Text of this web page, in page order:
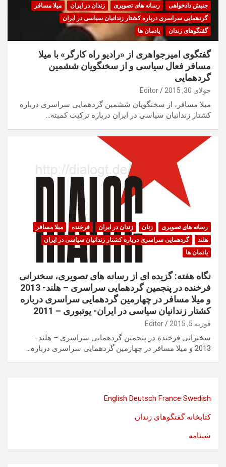
جنبش دادخواهی رسانه های تصویری زندان در ایران
میلا مسافر
گردهمایی سراسری درباره کشتار زندانیان سیاسی در ایران
گفتگوهای زندان
یادمان ها
گفتگوی امیرجواهری از «رادیو راه کارگر» با میلا
مسافر فعال سیاسی و از سخنگویان ششمین
گردهمایی
جولای 30, 2015 Editor
میلا مسافر، از سخنگویان ششمین گردهمایی سراسری درباره
کشتار زندانیان سیاسی در ایران درباره ترکیب کمیته…
رسانه های تصویری زنان زندان در ایران فرخنده
میلا مسافر
هلند
گردهمایی سراسری درباره کشتار زندانیان سیاسی در ایران
یادمان ها
نگاه هفته: گزیده ای از رسانه های تصویری، سخنرانی
فرخنده در پنجمین گردهمایی سراسری – هلند- 2013
و میلا مسافر در چهارمین گردهمایی سراسری درباره
کشتار زندانیان سیاسی در ایران- یوتبوری – 2011
فوریه 5, 2015 Editor
سخنرانی فرخنده در پنجمین گردهمایی سراسری – هلند-
2013 و میلا مسافر در چهارمین گردهمایی سراسری درباره…
English Deutsch France Swedish
کتابخانه گفتگوهای زندان
شبنامه